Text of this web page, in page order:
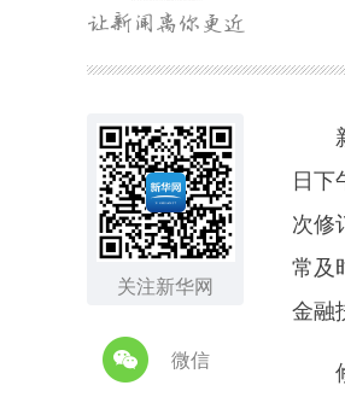
关注新华网
微信
新
日下
次修
常及
金融
修